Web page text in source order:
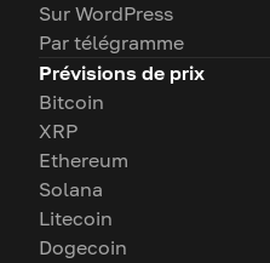
Sur WordPress
Par télégramme
Prévisions de prix
Bitcoin
XRP
Ethereum
Solana
Litecoin
Dogecoin